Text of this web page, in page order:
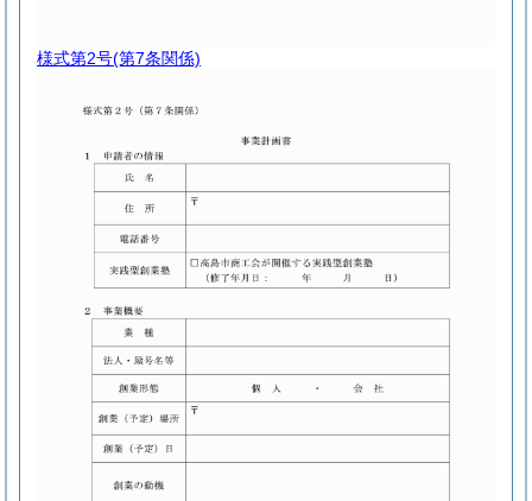
様式第2号(第7条関係)